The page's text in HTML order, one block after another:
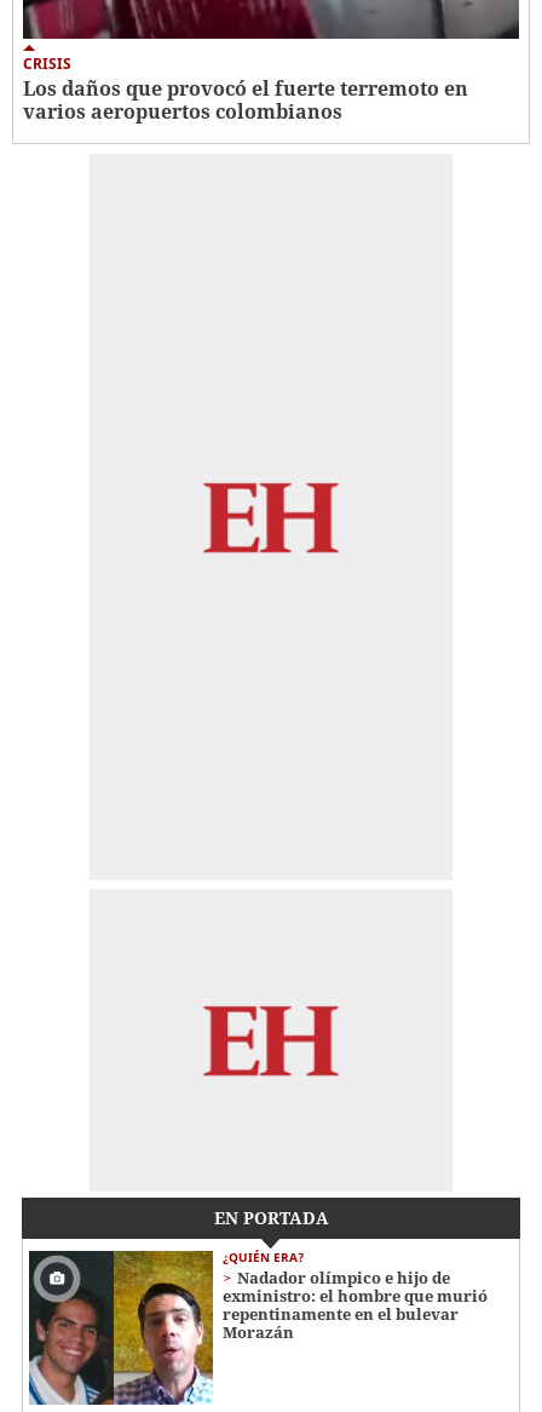
CRISIS
Los daños que provocó el fuerte terremoto en
varios aeropuertos colombianos
EN PORTADA
¿QUIÉN ERA?
Nadador olímpico e hijo de
exministro: el hombre que murió
repentinamente en el bulevar
Morazán